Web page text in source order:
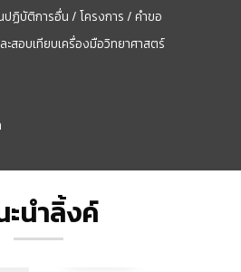
ฏิบัติการอื่น / โครงการ / คำขอ
สอบเทียบเครื่องมือวิทยาศาสตร์
ะนำลิ้งค์